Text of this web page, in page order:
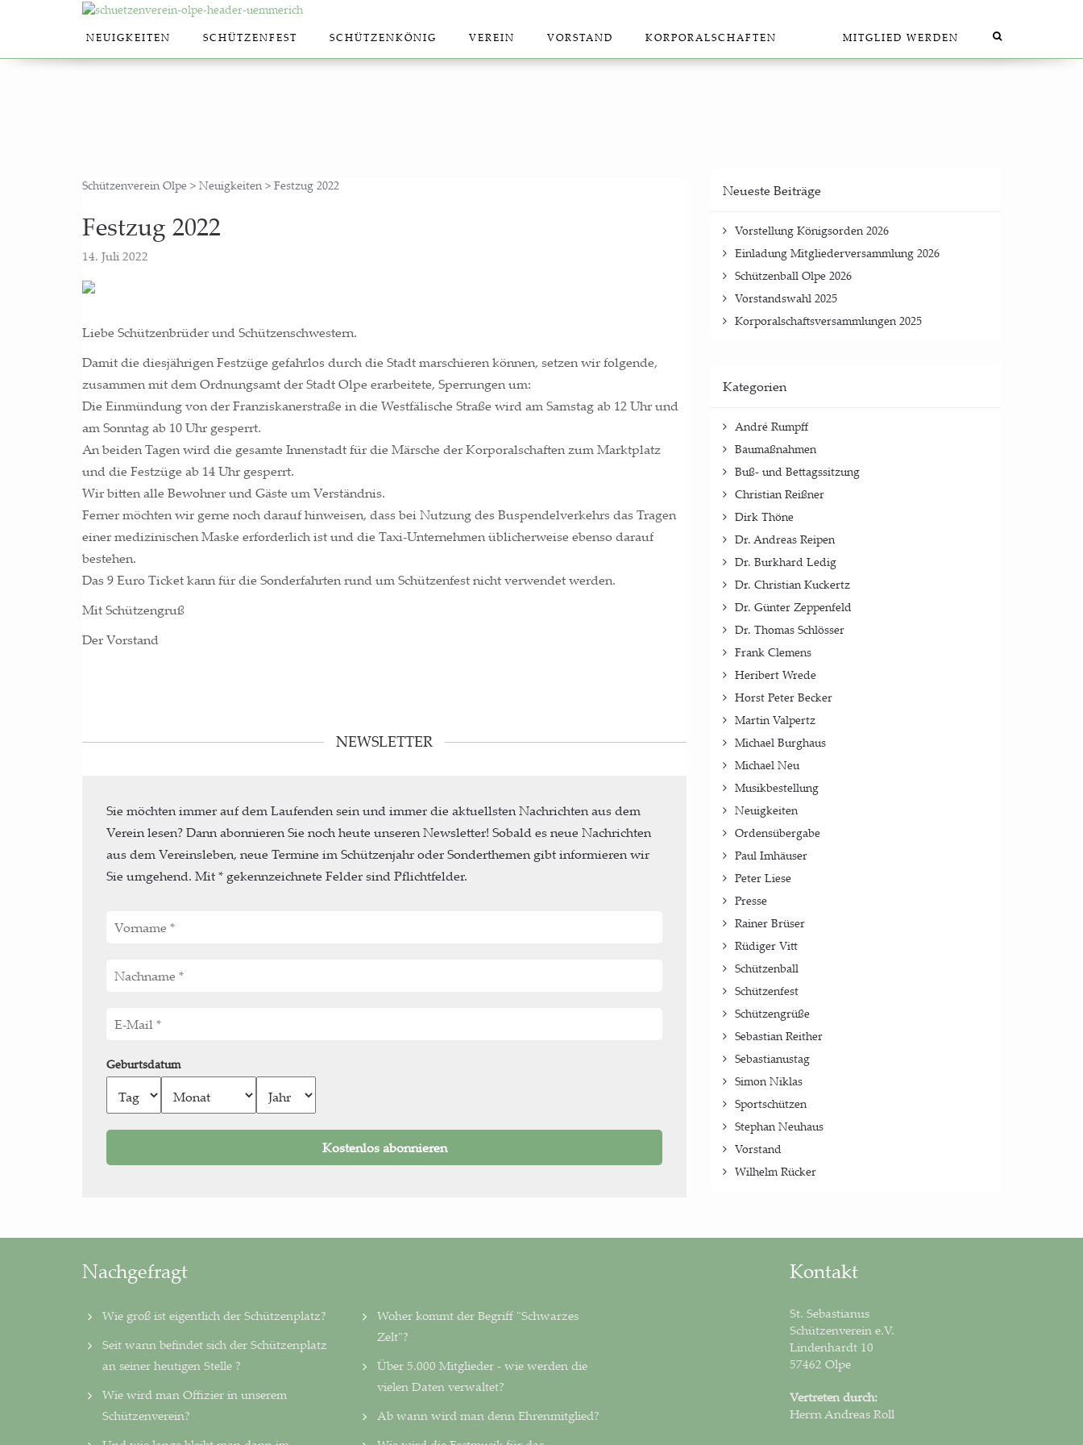
NEU­IG­KEI­TEN SCHÜT­ZEN­FEST SCHÜT­ZEN­KÖ­NIG VER­EIN VOR­STAND KOR­PO­RAL­SCHAF­TEN MIT­GLIED WERDEN
Schützenverein Olpe > Neuigkeiten > Festzug 2022
Fest­zug 2022
14. Juli 2022
Lie­be Schüt­zen­brü­der und Schützenschwestern.
Damit die dies­jäh­ri­gen Fest­zü­ge gefahr­los durch die Stadt mar­schie­ren kön­nen, set­zen wir fol­gen­de,
zusam­men mit dem Ord­nungs­amt der Stadt Olpe erar­bei­te­te, Sper­run­gen um:
Die Ein­mün­dung von der Fran­zis­ka­ner­stra­ße in die West­fä­li­sche Stra­ße wird am Sams­tag ab 12 Uhr und
am Sonn­tag ab 10 Uhr gesperrt.
An bei­den Tagen wird die gesam­te Innen­stadt für die Mär­sche der Kor­po­ral­schaf­ten zum Markt­platz
und die Fest­zü­ge ab 14 Uhr gesperrt.
Wir bit­ten alle Bewoh­ner und Gäs­te um Verständnis.
Fer­ner möch­ten wir ger­ne noch dar­auf hin­wei­sen, dass bei Nut­zung des Bus­pen­del­ver­kehrs das Tra­gen
einer medi­zi­ni­schen Mas­ke erfor­der­lich ist und die Taxi-Unter­neh­men übli­cher­wei­se eben­so dar­auf
bestehen.
Das 9 Euro Ticket kann für die Son­der­fahr­ten rund um Schüt­zen­fest nicht ver­wen­det werden.
Mit Schüt­zen­gruß
Der Vor­stand
NEWSLETTER
Sie möchten immer auf dem Laufenden sein und immer die aktuellsten Nachrichten aus dem
Verein lesen? Dann abonnieren Sie noch heute unseren Newsletter! Sobald es neue Nachrichten
aus dem Vereinsleben, neue Termine im Schützenjahr oder Sonderthemen gibt informieren wir
Sie umgehend. Mit * gekennzeichnete Felder sind Pflichtfelder.
Geburtsdatum
Neu­es­te Beiträge
Vor­stel­lung König­sor­den 2026
Ein­la­dung Mit­glie­der­ver­samm­lung 2026
Schüt­zen­ball Olpe 2026
Vor­stands­wahl 2025
Kor­po­ral­schafts­ver­samm­lun­gen 2025
Kate­go­rien
André Rumpff
Baumaßnahmen
Buß- und Bettagssitzung
Christian Reißner
Dirk Thöne
Dr. Andreas Reipen
Dr. Burkhard Ledig
Dr. Christian Kuckertz
Dr. Günter Zeppenfeld
Dr. Thomas Schlösser
Frank Clemens
Heribert Wrede
Horst Peter Becker
Martin Valpertz
Michael Burghaus
Michael Neu
Musikbestellung
Neuigkeiten
Ordensübergabe
Paul Imhäuser
Peter Liese
Presse
Rainer Brüser
Rüdiger Vitt
Schützenball
Schützenfest
Schützengrüße
Sebastian Reither
Sebastianustag
Simon Niklas
Sportschützen
Stephan Neuhaus
Vorstand
Wilhelm Rücker
Nachgefragt
Wie groß ist eigentlich der Schützenplatz?
Seit wann befindet sich der Schützenplatz
an seiner heu­ti­gen Stelle ?
Wie wird man Offizier in unserem
Schützenverein?
Woher kommt der Begriff "Schwarzes
Zelt"?
Über 5.000 Mitglieder - wie werden die
vielen Daten ver­wal­tet?
Ab wann wird man denn Ehrenmitglied?
Kontakt
St. Sebastianus
Schützenverein e.V.
Lindenhardt 10
57462 Olpe
Vertreten durch:
Herrn Andreas Roll